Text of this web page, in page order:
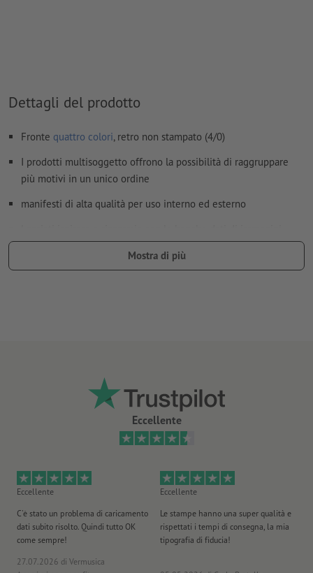
Dettagli del prodotto
Fronte quattro colori, retro non stampato (4/0)
I prodotti multisoggetto offrono la possibilità di raggruppare
più motivi in un unico ordine
manifesti di alta qualità per uso interno ed esterno
gratuite.Quine puoi trovare alcune.
consegna: arrotolata
Mostra di più
Eccellente
Eccellente
C'è stato un problema di caricamento
dati subito risolto. Quindi tutto OK
come sempre!
27.07.2026 di Vermusica
Eccellente
Le stampe hanno una super qualità e
rispettati i tempi di consegna, la mia
tipografia di fiducia!